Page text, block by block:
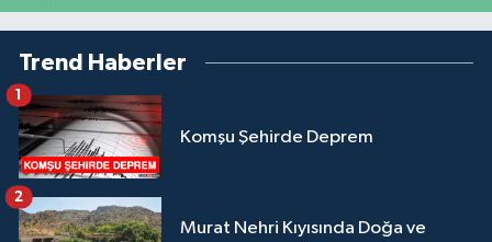
Trend Haberler
Komşu Şehirde Deprem
1
Murat Nehri Kıyısında Doğa ve
2